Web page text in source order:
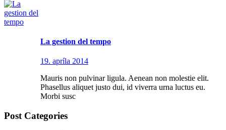
La gestion del tempo
19. apríla 2014
Mauris non pulvinar ligula. Aenean non molestie elit.
Phasellus aliquet justo dui, id viverra urna luctus eu.
Morbi susc
Post Categories